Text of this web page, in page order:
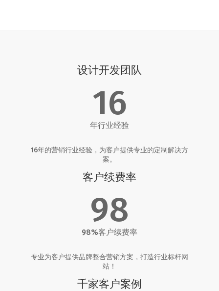
设计开发团队
16
年行业经验
16年的营销行业经验，为客户提供专业的定制解决方
案。
客户续费率
98
98%客户续费率
专业为客户提供品牌整合营销方案，打造行业标杆网
站！
千家客户案例